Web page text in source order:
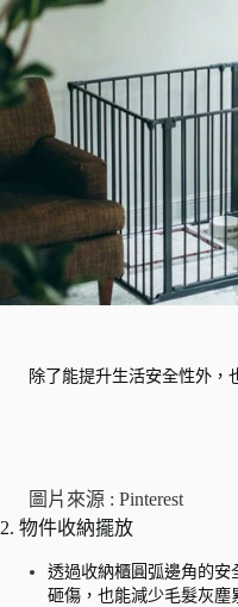
除了能提升生活安全性外，
圖片來源 : Pinterest
2. 物件收納擺放
透過收納櫃圓弧邊角的
砸傷，也能減少毛髮灰塵